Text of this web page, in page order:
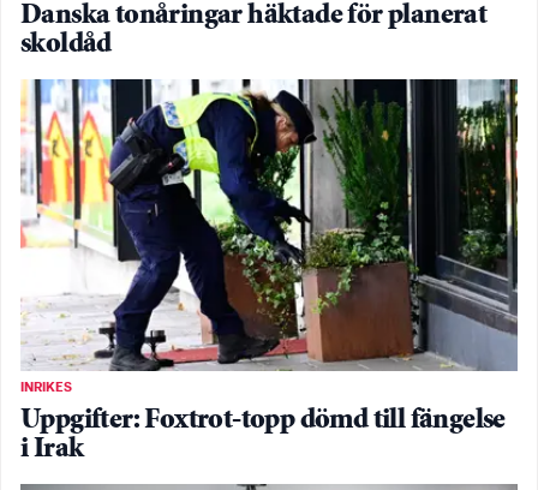
Danska tonåringar häktade för planerat
skoldåd
INRIKES
Uppgifter: Foxtrot-topp dömd till fängelse
i Irak